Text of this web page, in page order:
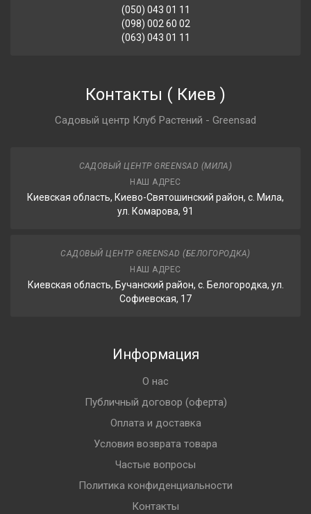
(050) 043 01 11
(098) 002 60 02
(063) 043 01 11
Контакты ( Киев )
Садовый центр Клуб Растений - Greensad
САДОВЫЙ ЦЕНТР GREENSAD (МИЛА)
НАШ АДРЕС
Киевская область, Киево-Святошинский район, с. Мила,
ул. Комарова, 91
САДОВЫЙ ЦЕНТР GREENSAD (БЕЛОГОРОДКА)
НАШ АДРЕС
Киевская область, Бучанский район, с. Белогородка, ул.
Софиевская, 17
Информация
О нас
Публичный договор (оферта)
Оплата и доставка
Условия возврата товара
Частые вопросы
Политика конфиденциальности
Контакты